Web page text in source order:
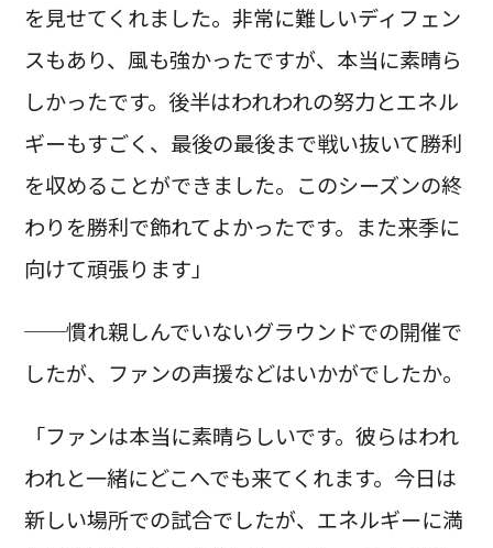
を見せてくれました。非常に難しいディフェン
スもあり、風も強かったですが、本当に素晴ら
しかったです。後半はわれわれの努力とエネル
ギーもすごく、最後の最後まで戦い抜いて勝利
を収めることができました。このシーズンの終
わりを勝利で飾れてよかったです。また来季に
向けて頑張ります」
──慣れ親しんでいないグラウンドでの開催で
したが、ファンの声援などはいかがでしたか。
「ファンは本当に素晴らしいです。彼らはわれ
われと一緒にどこへでも来てくれます。今日は
新しい場所での試合でしたが、エネルギーに満